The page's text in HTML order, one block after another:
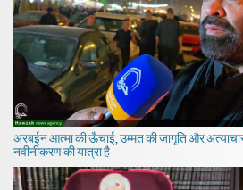
अरबईन आत्मा की ऊँचाई, उम्मत की जागृति और
नवीनीकरण की यात्रा है